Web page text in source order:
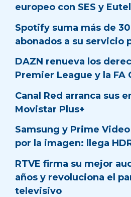
europeo con SES y
Spotify suma más de
abonados a su servicio
DAZN renueva los
Premier League y la FA
Canal Red arranca sus
Movistar Plus+
Samsung y Prime
por la imagen: llega
RTVE firma su mejor
años y revoluciona el
televisivo